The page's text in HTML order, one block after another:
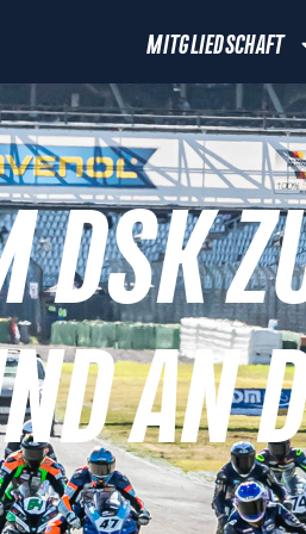
MITGLIEDSCHAFT
DSK
AN